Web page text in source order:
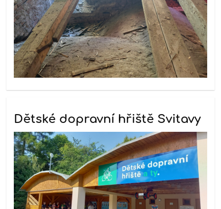
Dětské dopravní hřiště Svitavy